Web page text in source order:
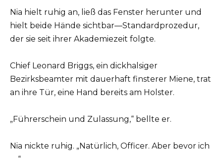
Nia hielt ruhig an, ließ das Fenster herunter und
hielt beide Hände sichtbar—Standardprozedur,
der sie seit ihrer Akademiezeit folgte.
Chief Leonard Briggs, ein dickhalsiger
Bezirksbeamter mit dauerhaft finsterer Miene, trat
an ihre Tür, eine Hand bereits am Holster.
„Führerschein und Zulassung,“ bellte er.
Nia nickte ruhig. „Natürlich, Officer. Aber bevor ich